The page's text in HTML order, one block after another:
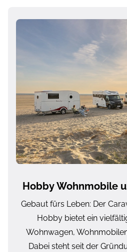
Hobby Wohnmobile
Gebaut fürs Leben: Der
Hobby bietet ein
Wohnwagen,
Dabei steht seit der